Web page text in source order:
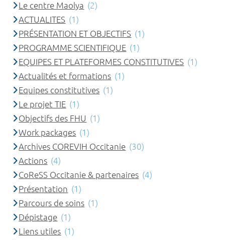
Le centre Maolya (2)
ACTUALITES (1)
PRÉSENTATION ET OBJECTIFS (1)
PROGRAMME SCIENTIFIQUE (1)
EQUIPES ET PLATEFORMES CONSTITUTIVES (1)
Actualités et formations (1)
Equipes constitutives (1)
Le projet TIE (1)
Objectifs des FHU (1)
Work packages (1)
Archives COREVIH Occitanie (30)
Actions (4)
CoReSS Occitanie & partenaires (4)
Présentation (1)
Parcours de soins (1)
Dépistage (1)
Liens utiles (1)